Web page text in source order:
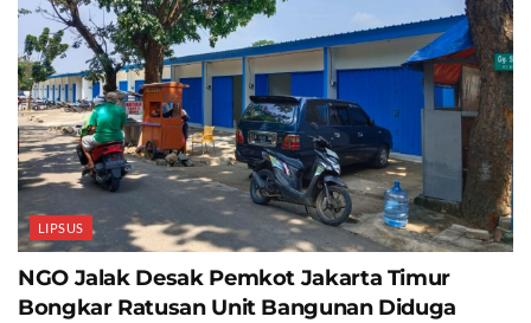
LIPSUS
NGO Jalak Desak Pemkot Jakarta Timur
Bongkar Ratusan Unit Bangunan Diduga